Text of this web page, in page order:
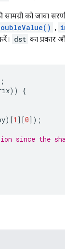
सामग्री को जावा
,
dst का प्रकार
))
{
) [1 ][0] );
since the